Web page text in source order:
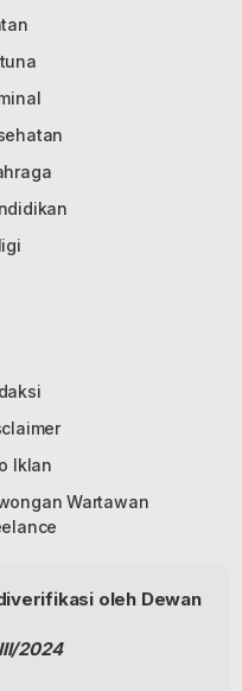
Iklan
Wartawan
oleh Dewan
2024